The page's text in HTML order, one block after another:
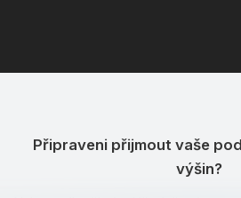
Připraveni přijmout vaše
výšin?